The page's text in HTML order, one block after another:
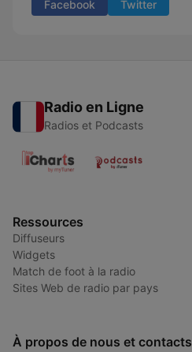
Facebook Twitter
Radio en Ligne
Radios et Podcasts
Ressources
Diffuseurs
Widgets
Match de foot à la radio
Sites Web de radio par pays
À propos de nous et contacts